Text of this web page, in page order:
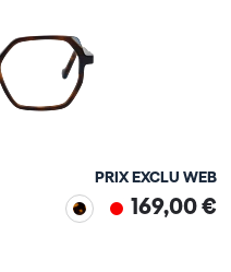
PRIX EXCLU WEB
169,00 €